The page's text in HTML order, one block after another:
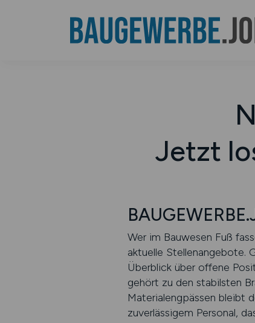
Jetzt
Wer im Bauwesen Fuß
aktuelle Stellenangebote.
Überblick über offene
gehört zu den stabilsten
Materialengpässen bleibt
zuverlässigem Personal,